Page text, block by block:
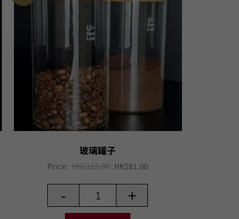
玻璃罐子
Price: HK$115.00 Original
was:
HK$115.00.
HK$81.00Current
- +